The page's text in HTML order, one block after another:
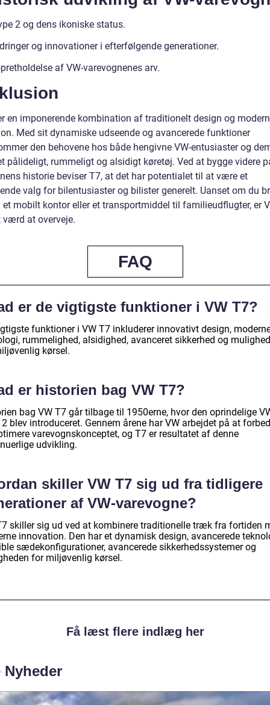
2 og dens ikoniske status.
og innovationer i efterfølgende generationer.
af VW-varevognenes arv.
en imponerende kombination af traditionelt design og
Med sit dynamiske udseende og avancerede funktioner
den behovene hos både hengivne VW-entusiaster og
pålideligt, rummeligt og alsidigt køretøj. Ved at bygge videre
historie beviser T7, at det har potentialet til at være et
valg for bilentusiaster og bilister generelt. Uanset om du
et mobilt kontor eller et transportmiddel til familieudflugter, er
værd at overveje.
FAQ
er de vigtigste funktioner i VW T7?
funktioner i VW T7 inkluderer innovativt design,
rummelighed, alsidighed, avanceret sikkerhed og
kørsel.
er historien bag VW T7?
bag VW T7 går tilbage til 1950erne, hvor den oprindelige
2 blev introduceret. Gennem årene har VW arbejdet på at
varevognskonceptet, og T7 er resultatet af denne
udvikling.
skiller VW T7 sig ud fra tidligere
af VW-varevogne?
skiller sig ud ved at kombinere traditionelle træk fra fortiden
innovation. Den har et dynamisk design, avancerede
sædekonfigurationer, avancerede sikkerhedssystemer og
for miljøvenlig kørsel.
Få læst flere indlæg her
Nyheder